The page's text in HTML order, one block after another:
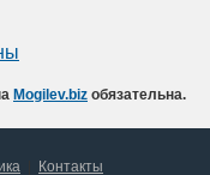
Mogilev.biz обязательна.
Контакты